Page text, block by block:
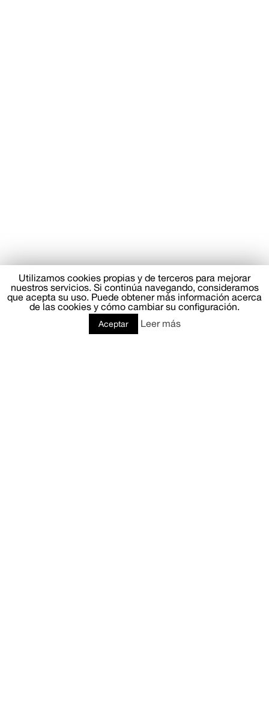
Utilizamos cookies propias y de terceros para mejorar
nuestros servicios. Si continúa navegando, consideramos
que acepta su uso. Puede obtener más información acerca
de las cookies y cómo cambiar su configuración.
Aceptar Leer más